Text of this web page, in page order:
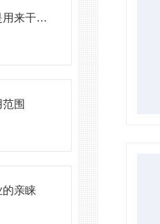
什么是空罐卸垛机？它是用来干什么的呢？
围
的亲睐